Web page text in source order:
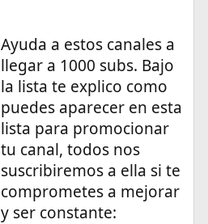
Ayuda a estos canales a
llegar a 1000 subs. Bajo
la lista te explico como
puedes aparecer en esta
lista para promocionar
tu canal, todos nos
suscribiremos a ella si te
comprometes a mejorar
y ser constante: